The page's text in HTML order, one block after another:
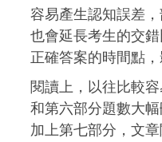
容易產生認知誤差
也會延長考生的交
正確答案的時間點，
閱讀上，以往比較
和第六部分題數大
加上第七部分，文